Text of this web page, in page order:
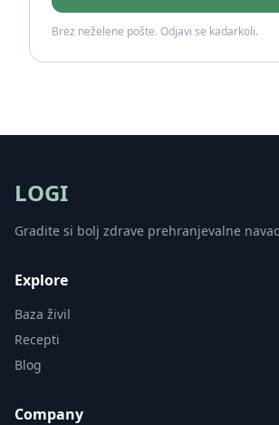
Brez neželene pošte. Odjavi se kadarkoli.
LOGI
Gradite si bolj zdrave prehranjevalne
Explore
Baza živil
Recepti
Blog
Company